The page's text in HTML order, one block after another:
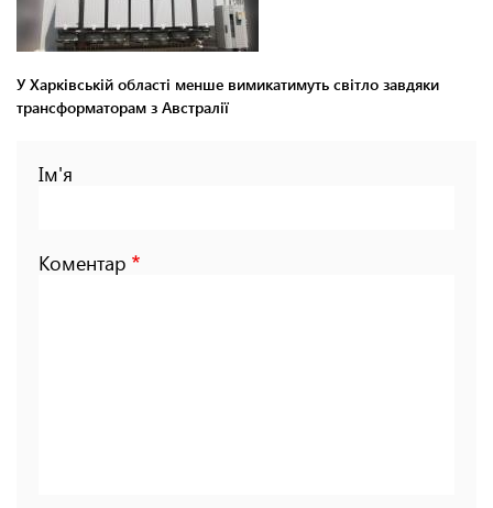
У Харківській області менше вимикатимуть світло завдяки
трансформаторам з Австралії
Ім'я
Коментар